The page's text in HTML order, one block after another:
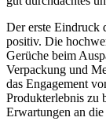
Der erste Eindruck
positiv. Die
Gerüche beim
Verpackung und
das Engagement
Produkterlebnis zu
Erwartungen an